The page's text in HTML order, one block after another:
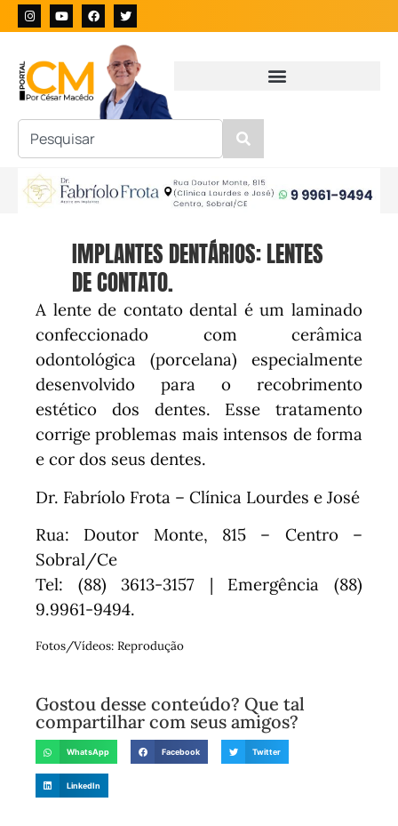
IMPLANTES DENTÁRIOS: LENTES
DE CONTATO.
A lente de contato dental é um laminado
confeccionado com cerâmica
odontológica (porcelana) especialmente
desenvolvido para o recobrimento
estético dos dentes. Esse tratamento
corrige problemas mais intensos de forma
e cor dos seus dentes.
Dr. Fabríolo Frota – Clínica Lourdes e José
Rua: Doutor Monte, 815 – Centro –
Sobral/Ce
Tel: (88) 3613-3157 | Emergência (88)
9.9961-9494.
Fotos/Vídeos: Reprodução
Gostou desse conteúdo? Que tal
compartilhar com seus amigos?
WhatsApp Facebook Twitter
LinkedIn